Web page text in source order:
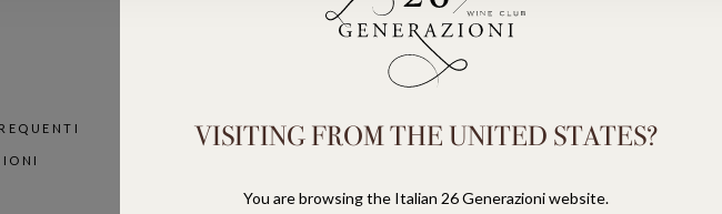
Rimani aggiornato su nuove uscite, vecchie
annate e disponibilità limitate. Per te, un
VISITING FROM THE UNITED STATES?
You are browsing the Italian 26 Generazioni website.